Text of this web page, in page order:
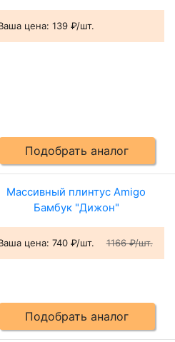
цена: 139 ₽/шт.
Подобрать аналог
Массивный плинтус Amigo
Бамбук "Дижон"
цена: 740 ₽/шт. 1166 ₽/шт.
Подобрать аналог